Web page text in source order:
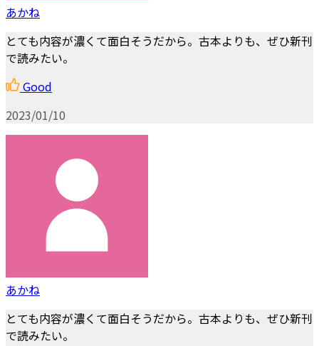
あかね
とても内容が濃くて面白そうだから。古本よりも、ぜひ新刊
で読みたい。
Good
2023/01/10
あかね
とても内容が濃くて面白そうだから。古本よりも、ぜひ新刊
で読みたい。